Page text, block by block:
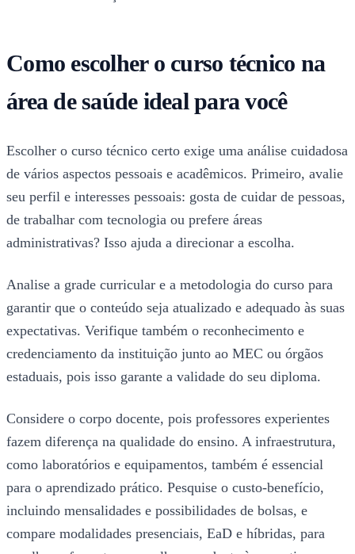
Como escolher o curso técnico na
área de saúde ideal para você
Escolher o curso técnico certo exige uma análise cuidadosa
de vários aspectos pessoais e acadêmicos. Primeiro, avalie
seu perfil e interesses pessoais: gosta de cuidar de pessoas,
de trabalhar com tecnologia ou prefere áreas
administrativas? Isso ajuda a direcionar a escolha.
Analise a grade curricular e a metodologia do curso para
garantir que o conteúdo seja atualizado e adequado às suas
expectativas. Verifique também o reconhecimento e
credenciamento da instituição junto ao MEC ou órgãos
estaduais, pois isso garante a validade do seu diploma.
Considere o corpo docente, pois professores experientes
fazem diferença na qualidade do ensino. A infraestrutura,
como laboratórios e equipamentos, também é essencial
para o aprendizado prático. Pesquise o custo-benefício,
incluindo mensalidades e possibilidades de bolsas, e
compare modalidades presenciais, EaD e híbridas, para